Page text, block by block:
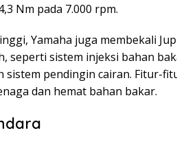
Nm pada 7.000 rpm.
Yamaha juga membekali
seperti sistem injeksi bahan
sistem pendingin cairan. Fitur-
dan hemat bahan bakar.